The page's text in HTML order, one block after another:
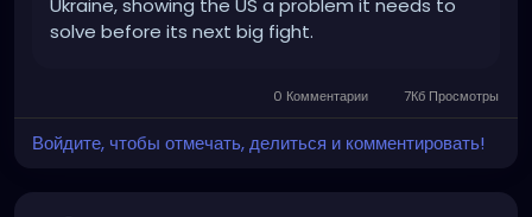
Ukraine, showing the US a problem it needs to
solve before its next big fight.
0 Комментарии 7Кб Просмотры
Войдите, чтобы отмечать, делиться и комментировать!